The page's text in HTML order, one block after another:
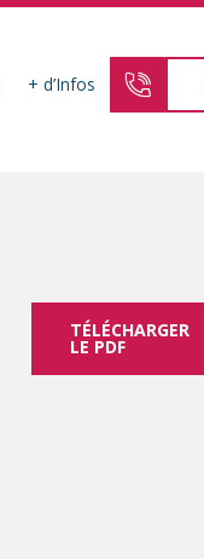
+ d’Infos
TÉLÉCHARGER
LE PDF